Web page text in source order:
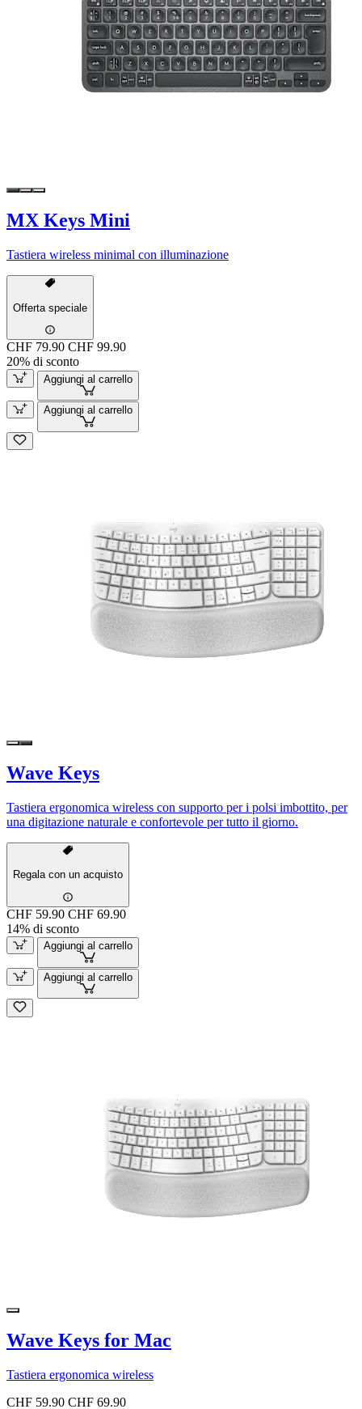
MX Keys Mini
Tastiera wireless minimal con illuminazione
Offerta speciale
CHF 79.90 CHF 99.90
20% di sconto
Aggiungi al carrello
Aggiungi al carrello
Wave Keys
Tastiera ergonomica wireless con supporto per i polsi imbottito, per
una digitazione naturale e confortevole per tutto il giorno.
Regala con un acquisto
CHF 59.90 CHF 69.90
14% di sconto
Aggiungi al carrello
Aggiungi al carrello
Wave Keys for Mac
Tastiera ergonomica wireless
CHF 59.90 CHF 69.90